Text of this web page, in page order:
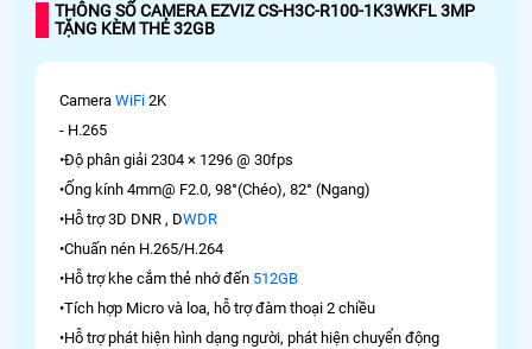
THÔNG SỐ CAMERA EZVIZ CS-H3C-R100-1K3WKFL 3MP
TẶNG KÈM THẺ 32GB
Camera WiFi 2K
- H.265
•Độ phân giải 2304 × 1296 @ 30fps
•Ống kính 4mm@ F2.0, 98°(Chéo), 82° (Ngang)
•Hỗ trợ 3D DNR , DWDR
•Chuấn nén H.265/H.264
•Hỗ trợ khe cắm thẻ nhớ đến 512GB
•Tích hợp Micro và loa, hỗ trợ đàm thoại 2 chiều
•Hỗ trợ phát hiện hình dạng người, phát hiện chuyển động